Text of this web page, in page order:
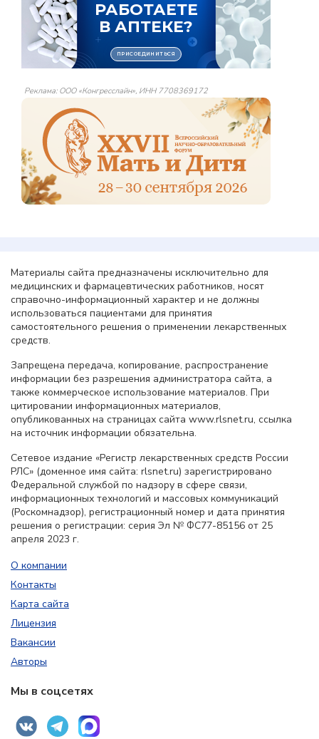
Реклама: ООО «Конгресслайн», ИНН 7708369172
Материалы сайта предназначены исключительно для
медицинских и фармацевтических работников, носят
справочно-информационный характер и не должны
использоваться пациентами для принятия
самостоятельного решения о применении лекарственных
средств.
Запрещена передача, копирование, распространение
информации без разрешения администратора сайта, а
также коммерческое использование материалов. При
цитировании информационных материалов,
опубликованных на страницах сайта www.rlsnet.ru, ссылка
на источник информации обязательна.
Сетевое издание «Регистр лекарственных средств России
РЛС» (доменное имя сайта: rlsnet.ru) зарегистрировано
Федеральной службой по надзору в сфере связи,
информационных технологий и массовых коммуникаций
(Роскомнадзор), регистрационный номер и дата принятия
решения о регистрации: серия Эл № ФС77-85156 от 25
апреля 2023 г.
О компании
Контакты
Карта сайта
Лицензия
Вакансии
Авторы
Мы в соцсетях